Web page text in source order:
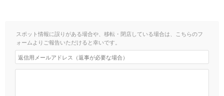
スポット情報に誤りがある場合や、移転・閉店している場合は、こちらのフ
ォームよりご報告いただけると幸いです。